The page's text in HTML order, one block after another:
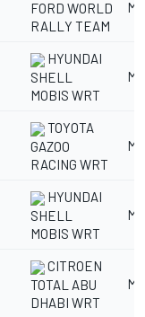
FORD WORLD
RALLY TEAM
M
HYUNDAI
SHELL
MOBIS WRT
M
TOYOTA
GAZOO
RACING WRT
M
HYUNDAI
SHELL
MOBIS WRT
M
CITROEN
TOTAL ABU
DHABI WRT
M